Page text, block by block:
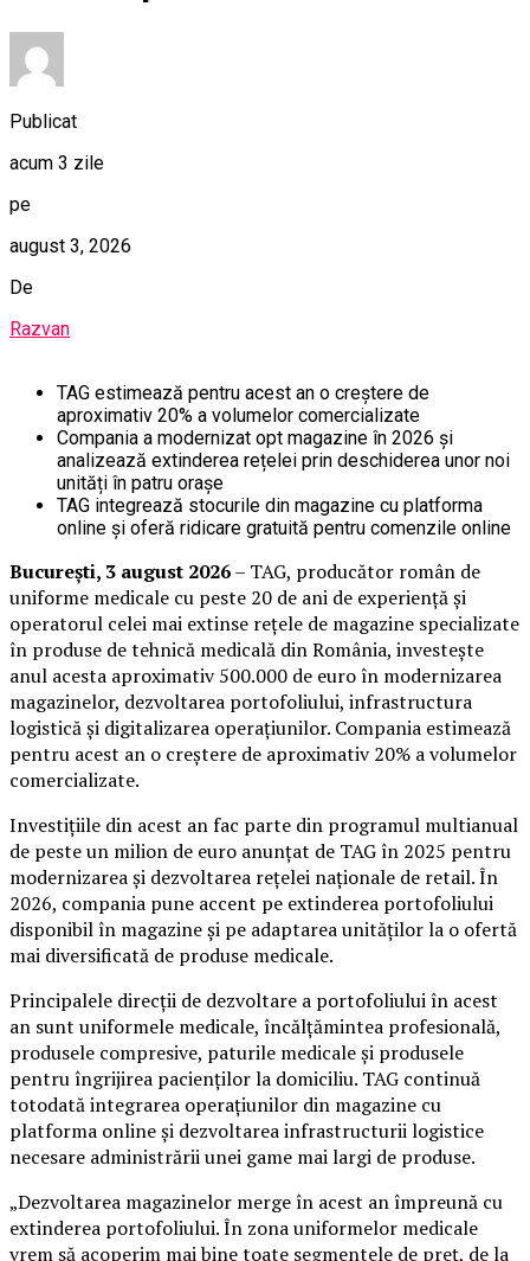
Publicat
acum 3 zile
pe
august 3, 2026
De
Razvan
TAG estimează pentru acest an o creștere de
aproximativ 20% a volumelor comercializate
Compania a modernizat opt magazine în 2026 și
analizează extinderea rețelei prin deschiderea unor noi
unități în patru orașe
TAG integrează stocurile din magazine cu platforma
online și oferă ridicare gratuită pentru comenzile online
București, 3 august 2026– TAG, producător român de
uniforme medicale cu peste 20 de ani de experiență și
operatorul celei mai extinse rețele de magazine specializate
în produse de tehnică medicală din România, investește
anul acesta aproximativ 500.000 de euro în modernizarea
magazinelor, dezvoltarea portofoliului, infrastructura
logistică și digitalizarea operațiunilor. Compania estimează
pentru acest an o creștere de aproximativ 20% a volumelor
comercializate.
Investițiile din acest an fac parte din programul multianual
de peste un milion de euro anunțat de TAG în 2025 pentru
modernizarea și dezvoltarea rețelei naționale de retail. În
2026, compania pune accent pe extinderea portofoliului
disponibil în magazine și pe adaptarea unităților la o ofertă
mai diversificată de produse medicale.
Principalele direcții de dezvoltare a portofoliului în acest
an sunt uniformele medicale, încălțămintea profesională,
produsele compresive, paturile medicale și produsele
pentru îngrijirea pacienților la domiciliu. TAG continuă
totodată integrarea operațiunilor din magazine cu
platforma online și dezvoltarea infrastructurii logistice
necesare administrării unei game mai largi de produse.
„Dezvoltarea magazinelor merge în acest an împreună cu
extinderea portofoliului. În zona uniformelor medicale
vrem să acoperim mai bine toate segmentele de preț, de la